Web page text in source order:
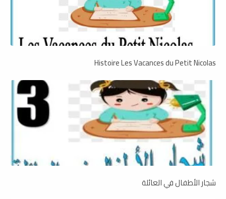
Histoire Les Vacances du Petit Nicolas
شجار الأطفال في العائلة